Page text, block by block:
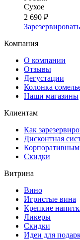
Сухое
2 690 ₽
Зарезервировать
Компания
О компании
Отзывы
Дегустации
Колонка
Наши магазины
Клиентам
Как
Дисконтная
Скидки
Витрина
Вино
Игристые вина
Крепкие
Ликеры
Скидки
Идеи для